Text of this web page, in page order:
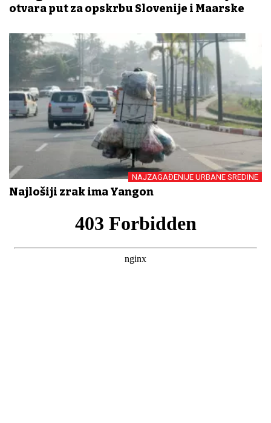
otvara put za opskrbu Slovenije i Mađarske
NAJZAGAĐENIJE URBANE SREDINE
Najlošiji zrak ima Yangon